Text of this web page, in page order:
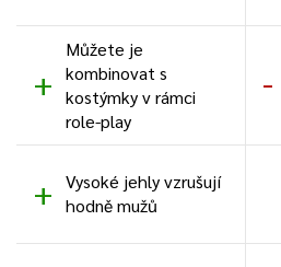
Můžete je
kombinovat s
kostýmky v rámci
role-play
Vysoké jehly vzrušují
hodně mužů